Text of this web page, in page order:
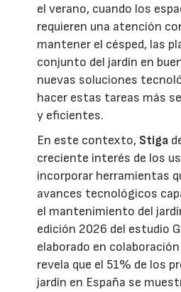
el verano, cuando los
requieren una atención
mantener el césped, las
conjunto del jardín en
nuevas soluciones
hacer estas tareas más
y eficientes.
En este contexto, Stiga
creciente interés de los
incorporar herramientas
avances tecnológicos
el mantenimiento del
edición 2026 del estudio
elaborado en
revela que el 51% de los
jardín en España se